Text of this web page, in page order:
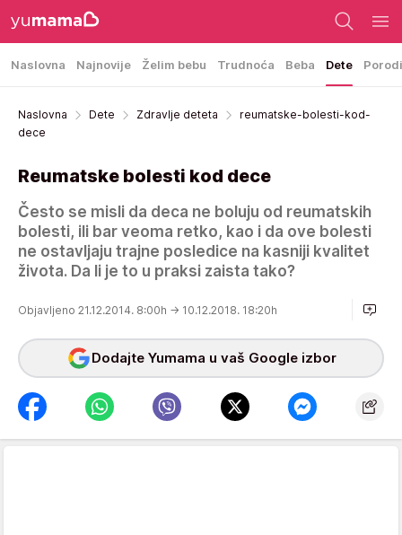
Naslovna Najnovije Želim bebu Trudnoća Beba Dete
Naslovna Dete Zdravlje deteta
reumatske-bolesti-kod-
dece
Reumatske bolesti kod dece
Često se misli da deca ne boluju od reumatskih
bolesti, ili bar veoma retko, kao i da ove bolesti
ne ostavljaju trajne posledice na kasniji kvalitet
života. Da li je to u praksi zaista tako?
Objavljeno 21.12.2014. 8:00h → 10.12.2018. 18:20h
Dodajte Yumama u vaš Google izbor